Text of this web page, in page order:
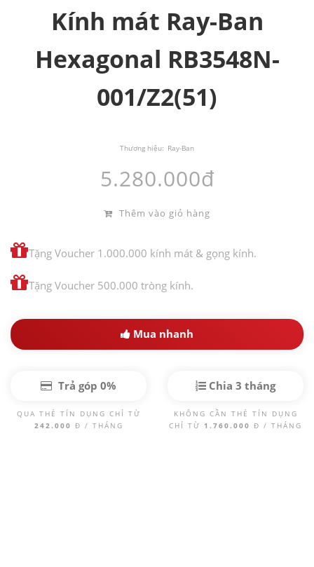
Kính mát Ray-Ban
Hexagonal RB3548N-
001/Z2(51)
Thương hiệu: Ray-Ban
5.280.000đ
Thêm vào giỏ hàng
Tặng Voucher 1.000.000 kính mát & gọng kính.
Tặng Voucher 500.000 tròng kính.
Mua nhanh
Trả góp 0%
QUA THẺ TÍN DỤNG CHỈ TỪ
242.000 Đ / THÁNG
Chia 3 tháng
KHÔNG CẦN THẺ TÍN DỤNG
CHỈ TỪ 1.760.000 Đ / THÁNG